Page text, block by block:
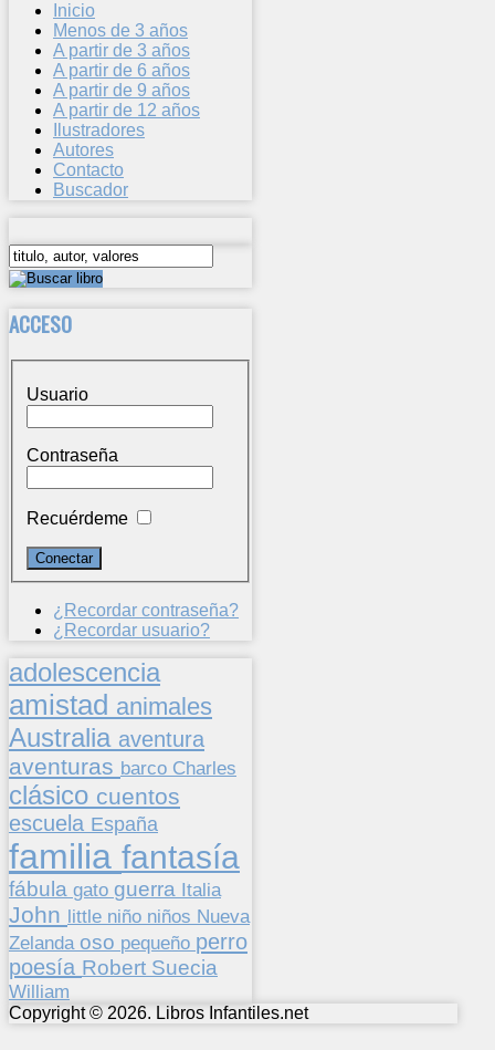
Inicio
Menos de 3 años
A partir de 3 años
A partir de 6 años
A partir de 9 años
A partir de 12 años
Ilustradores
Autores
Contacto
Buscador
ACCESO
Usuario
Contraseña
Recuérdeme
¿Recordar contraseña?
¿Recordar usuario?
adolescencia
amistad animales
Australia aventura
aventuras barco Charles
clásico cuentos
escuela España
familia fantasía
fábula gato guerra Italia
John little niño niños Nueva
Zelanda oso pequeño perro
poesía Robert Suecia
William
Copyright © 2026. Libros Infantiles.net